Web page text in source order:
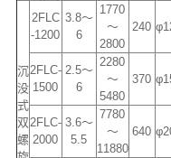
沉
没
式
双
螺
2FLC
-1200
3.8～
6
1770
～
2800
240
2FLC-
1500
2.5～
6
2280
～
5480
370
2FLC-
2000
3.6～
5.5
7780
～
11880
640